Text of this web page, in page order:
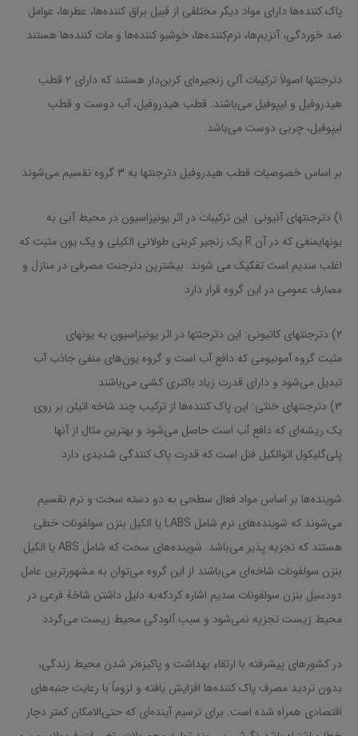
پاک کننده‌ها دارای مواد دیگر مختلفی از قبیل براق کننده‌ها، عطرها، عوامل
ضد خوردگی، آنزیم‌ها، نرم‌کننده‌ها، خوشبو کننده‌ها و مات کننده‌ها هستند
دترجنتها اصولاً ترکیبات آلی زنجیره‌ای کربن‌دار هستند که دارای ۲ قطب
هیدروفیل و لیپوفیل می‌باشند. قطب هیدروفیل، آب دوست و قطب
لیپوفیل، چربی دوست می‌باشد.
بر اساس خصوصیات قطب هیدروفیل دترجنتها به ۳ گروه تقسیم می‌شوند
۱) دترجنتهای آنیونی: این ترکیبات در اثر یونیزاسیون در محیط آبی به
یونهایمنفی که در آن R یک زنجیر کربنی طولانی الکیلی و یک یون مثبت که
اغلب سدیم است تفکیک می شوند. بیشترین دترجنت مصرفی در منازل و
مصارف عمومی در این گروه قرار دارد
۲) دترجنتهای کاتیونی: این دترجنتها در اثر یونیزاسیون به یونهای
مثبت گروه آمونیومی که دافع آب است و گروه یون‌های منفی جاذب آب
تبدیل می‌شود و دارای قدرت زیاد باکتری کشی می‌باشند
۳) دترجنتهای خنثی: این پاک کننده‌ها از ترکیب چند شاخه اتیلن بر روی
یک ریشه‌ای که دافع آب است حاصل می‌شود و بهترین مثال از آنها
پلی‌گلیکول اتوالکیل فنل است که قدرت پاک کنندگی شدیدی دارد
شوینده‌ها بر اساس مواد فعال سطحی به دو دسته سخت و نرم تقسیم
می‌شوند که شوینده‌های نرم شامل LABS یا الکیل بنزن سولفونات خطی
هستند که تجزیه پذیر می‌باشد. شوینده‌های سخت که شامل ABS یا الکیل
بنزن سولفونات شاخه‌ای می‌باشند از این گروه می‌توان به مشهورترین عامل
دودسیل بنزن سولفونات سدیم اشاره کردکه‌به دلیل داشتن شاخهٔ فرعی در
محیط زیست تجزیه نمی‌شود و سبب آلودگی محیط زیست می‌گردد
در کشورهای پیشرفته با ارتقاء بهداشت و پاکیزه‌تر شدن محیط زندگی،
بدون تردید مصرف پاک کننده‌ها افزایش یافته و لزوماً با رعایت جنبه‌های
اقتصادی همراه شده است. برای ترسیم آینده‌ای که حتی‌الامکان کمتر دچار